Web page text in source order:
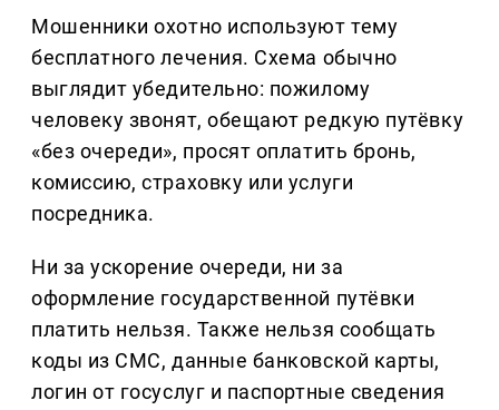
Мошенники охотно используют тему
бесплатного лечения. Схема обычно
выглядит убедительно: пожилому
человеку звонят, обещают редкую путёвку
«без очереди», просят оплатить бронь,
комиссию, страховку или услуги
посредника.
Ни за ускорение очереди, ни за
оформление государственной путёвки
платить нельзя. Также нельзя сообщать
коды из СМС, данные банковской карты,
логин от госуслуг и паспортные сведения